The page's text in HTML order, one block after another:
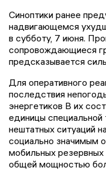
Синоптики ранее
надвигающемся
в субботу, 7 июня.
сопровождающиеся
предсказывается
Для оперативного
последствия
энергетиков В их
единицы специальной
нештатных ситуаций
социально значимым
мобильных
общей мощностью